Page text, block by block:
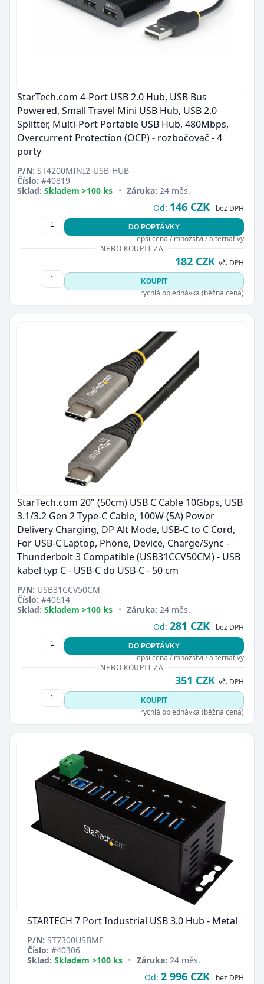
StarTech.com 4-Port USB 2.0 Hub, USB Bus
Powered, Small Travel Mini USB Hub, USB 2.0
Splitter, Multi-Port Portable USB Hub, 480Mbps,
Overcurrent Protection (OCP) - rozbočovač - 4
porty
P/N: ST4200MINI2-USB-HUB
Číslo: #40819
Sklad: Skladem >100 ks • Záruka: 24 měs.
Od: 146 CZK bez DPH
DO POPTÁVKY
lepší cena / množství / alternativy
NEBO KOUPIT ZA
182 CZK vč. DPH
KOUPIT
rychlá objednávka (běžná cena)
StarTech.com 20" (50cm) USB C Cable 10Gbps, USB
3.1/3.2 Gen 2 Type-C Cable, 100W (5A) Power
Delivery Charging, DP Alt Mode, USB-C to C Cord,
For USB-C Laptop, Phone, Device, Charge/Sync -
Thunderbolt 3 Compatible (USB31CCV50CM) - USB
kabel typ C - USB-C do USB-C - 50 cm
P/N: USB31CCV50CM
Číslo: #40614
Sklad: Skladem >100 ks • Záruka: 24 měs.
Od: 281 CZK bez DPH
DO POPTÁVKY
lepší cena / množství / alternativy
NEBO KOUPIT ZA
351 CZK vč. DPH
KOUPIT
rychlá objednávka (běžná cena)
STARTECH 7 Port Industrial USB 3.0 Hub - Metal
P/N: ST7300USBME
Číslo: #40306
Sklad: Skladem >100 ks • Záruka: 24 měs.
Od: 2 996 CZK bez DPH